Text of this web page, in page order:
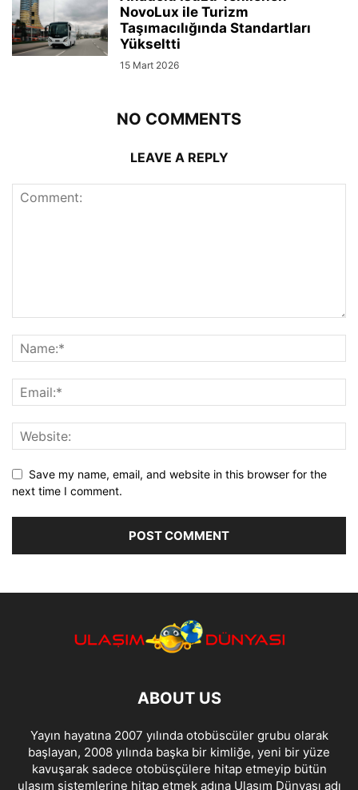
NovoLux ile Turizm
Taşımacılığında Standartları
Yükseltti
15 Mart 2026
NO COMMENTS
LEAVE A REPLY
Save my name, email, and website in this browser for the
next time I comment.
ABOUT US
Yayın hayatına 2007 yılında otobüscüler grubu olarak
başlayan, 2008 yılında başka bir kimliğe, yeni bir yüze
kavuşarak sadece otobüsçülere hitap etmeyip bütün
ulaşım sistemlerine hitap etmek adına Ulaşım Dünyası adı